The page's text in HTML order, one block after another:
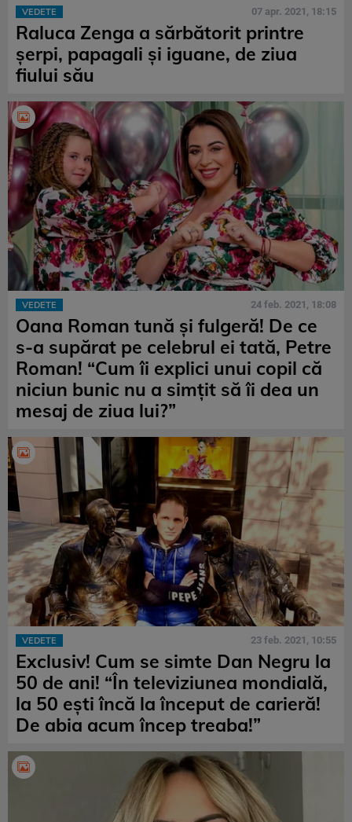
VEDETE 07 apr. 2021, 18:15
Raluca Zenga a sărbătorit printre
șerpi, papagali și iguane, de ziua
fiului său
VEDETE 24 feb. 2021, 18:08
Oana Roman tună și fulgeră! De ce
s-a supărat pe celebrul ei tată, Petre
Roman! “Cum îi explici unui copil că
niciun bunic nu a simțit să îi dea un
mesaj de ziua lui?”
VEDETE 23 feb. 2021, 10:55
Exclusiv! Cum se simte Dan Negru la
50 de ani! “În televiziunea mondială,
la 50 ești încă la început de carieră!
De abia acum încep treaba!”